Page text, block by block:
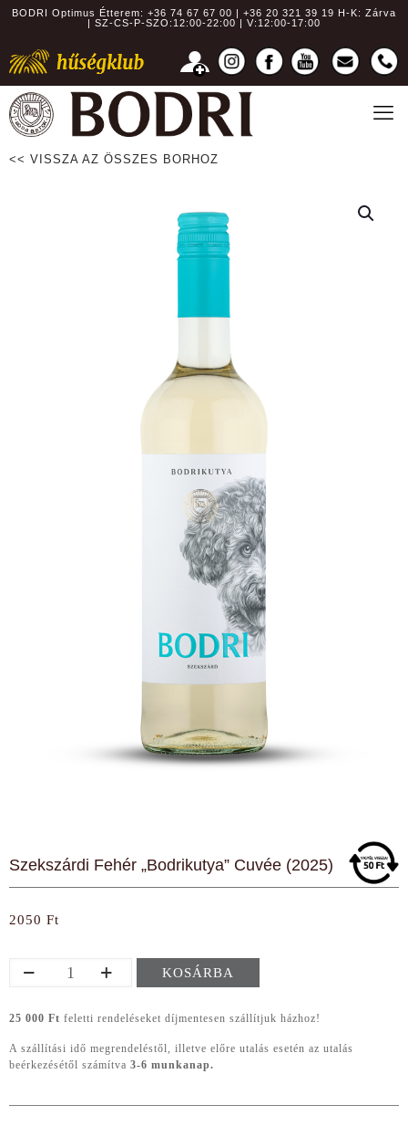
BODRI Optimus Étterem: +36 74 67 67 00 | +36 20 321 39 19 H-K: Zárva
| SZ-CS-P-SZO:12:00-22:00 | V:12:00-17:00
<< VISSZA AZ ÖSSZES BORHOZ
Szekszárdi Fehér „Bodrikutya” Cuvée (2025)
2050 Ft
Szekszárdi
Cuvée
mennyiség
KOSÁRBA
25 000 Ft feletti rendeléseket díjmentesen szállítjuk házhoz!
A szállítási idő megrendeléstől, illetve előre utalás esetén az utalás
beérkezésétől számítva 3-6 munkanap.